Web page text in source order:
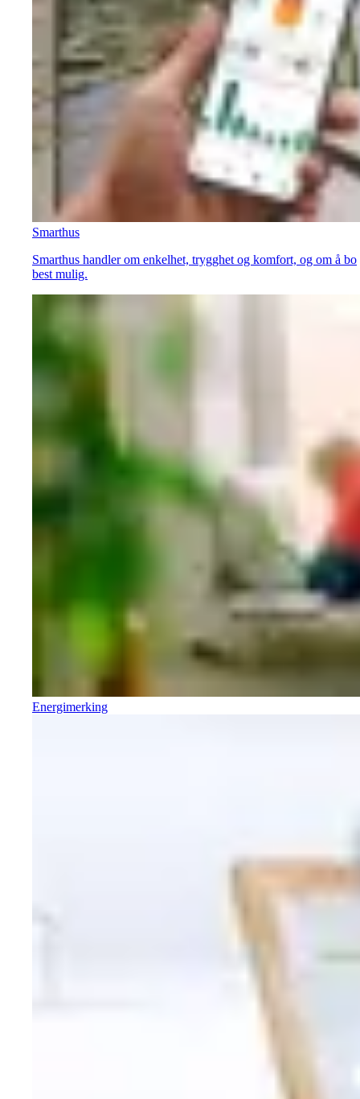
Smarthus
Smarthus handler om enkelhet, trygghet og komfort, og om å bo
best mulig.
Energimerking